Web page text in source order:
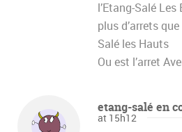
l’Etang-Salé
plus d’arrets
Salé les Hauts
Ou est l’arret
etang-salé en
at 15h12